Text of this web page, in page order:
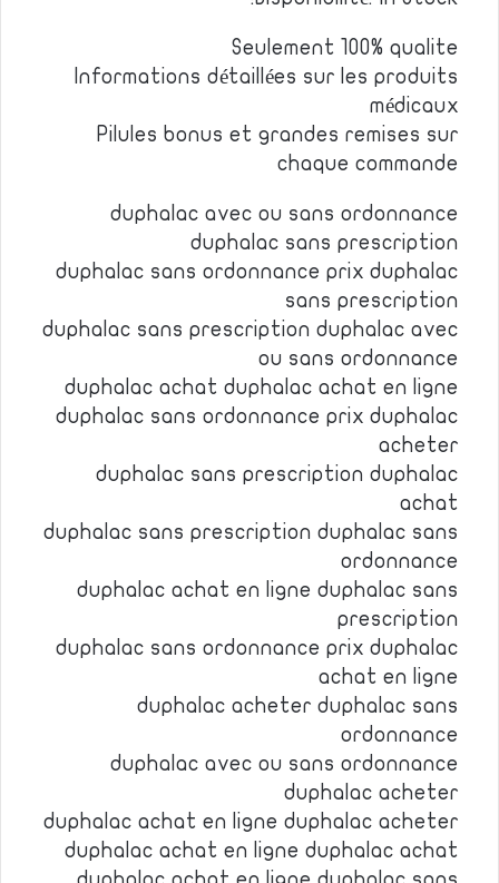
Seulement 100% qualite
Informations détaillées sur les produits
médicaux
Pilules bonus et grandes remises sur
chaque commande
duphalac avec ou sans ordonnance
duphalac sans prescription
duphalac sans ordonnance prix duphalac
sans prescription
duphalac sans prescription duphalac avec
ou sans ordonnance
duphalac achat duphalac achat en ligne
duphalac sans ordonnance prix duphalac
acheter
duphalac sans prescription duphalac
achat
duphalac sans prescription duphalac sans
ordonnance
duphalac achat en ligne duphalac sans
prescription
duphalac sans ordonnance prix duphalac
achat en ligne
duphalac acheter duphalac sans
ordonnance
duphalac avec ou sans ordonnance
duphalac acheter
duphalac achat en ligne duphalac acheter
duphalac achat en ligne duphalac achat